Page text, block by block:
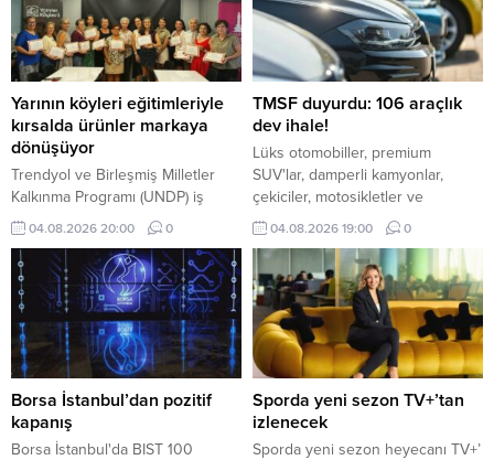
Yarının köyleri eğitimleriyle
kırsalda ürünler markaya
dönüşüyor
Trendyol ve Birleşmiş Milletler
Kalkınma Programı (UNDP) iş
birliğinde yürütülen Yarının
Köyleri Projesi kapsamında,
kırsaldaki üretici, kooperatif ve
işletmelere yönelik kapsamlı
eğitimler devam ediyor.
04.08.2026 20:00 0
TMSF duyurdu: 106 araçlık
dev ihale!
Lüks otomobiller, premium
SUV'lar, damperli kamyonlar,
çekiciler, motosikletler ve
ekonomik binek araçlar ihalede
alıcılarını bekliyor. İşte detaylar...
04.08.2026 19:00 0
Borsa İstanbul’dan pozitif
kapanış
Borsa İstanbul'da BIST 100
Sporda yeni sezon TV+’tan
izlenecek
Sporda yeni sezon heyecanı TV+’